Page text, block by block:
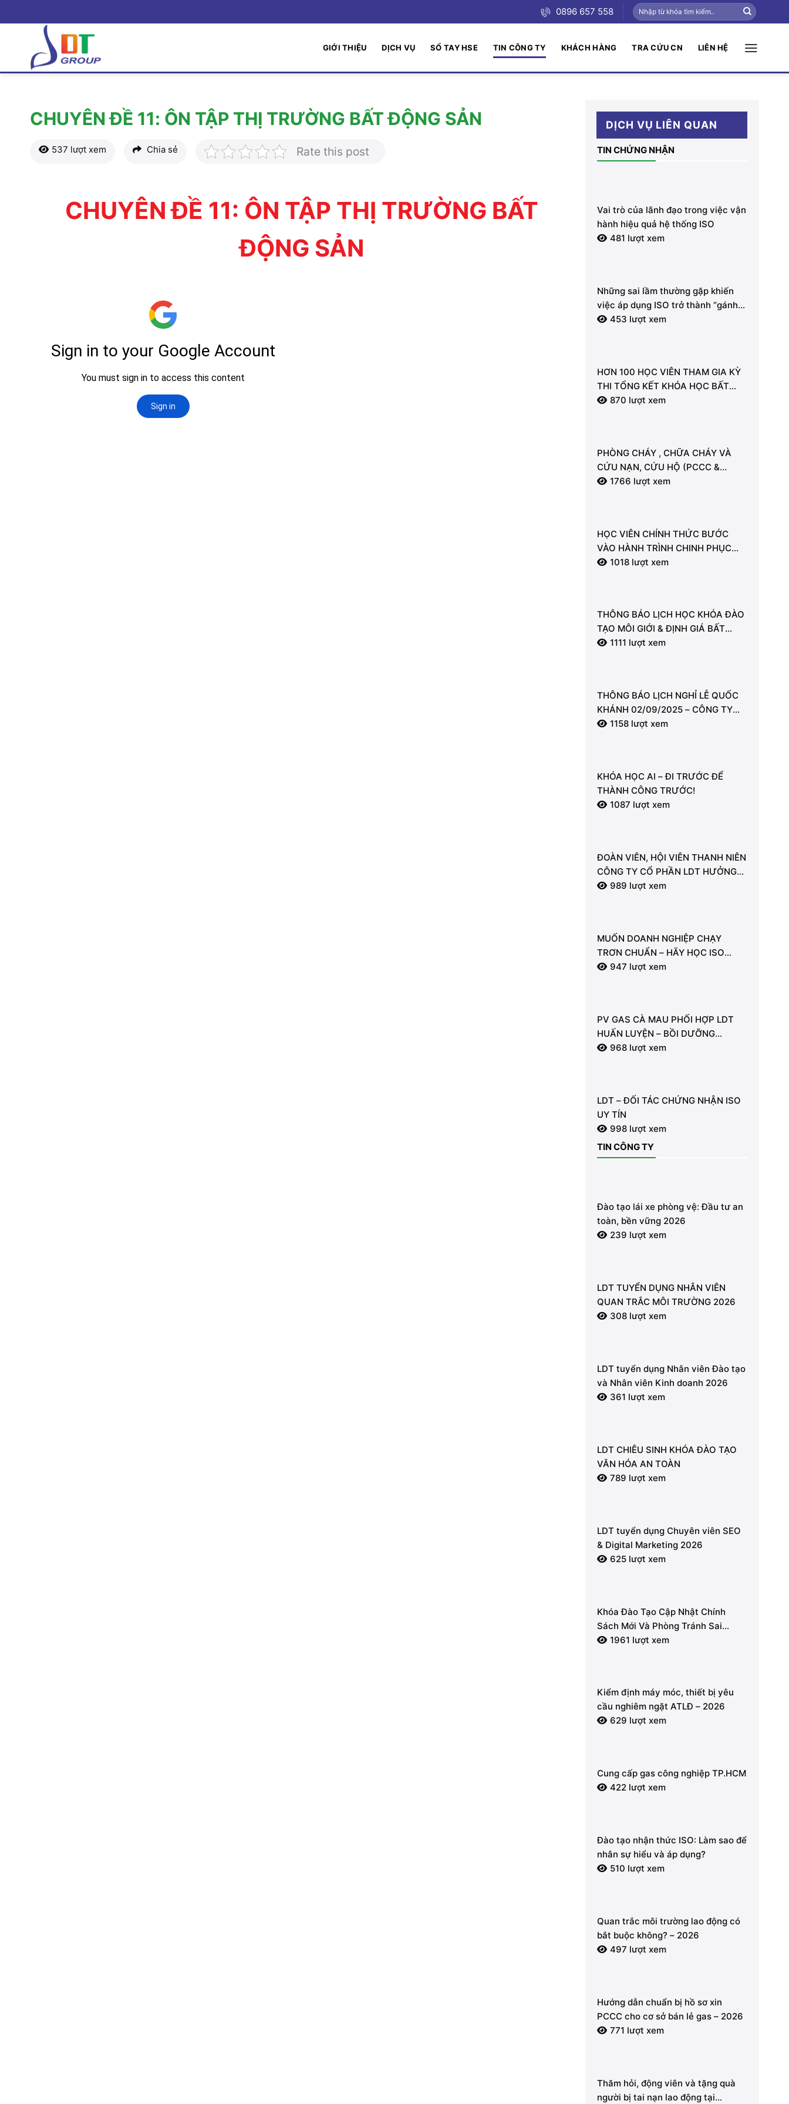
qua
0896 657 558
GIỚI THIỆU DỊCH VỤ SỔ TAY HSE TIN CÔNG TY KHÁCH HÀNG TRA CỨU CN LIÊN HỆ
CHUYÊN ĐỀ 11: ÔN TẬP THỊ TRƯỜNG BẤT ĐỘNG SẢN
537 lượt xem Chia sẻ Rate this post
CHUYÊN ĐỀ 11: ÔN TẬP THỊ TRƯỜNG BẤT
ĐỘNG SẢN
DỊCH VỤ LIÊN QUAN
TIN CHỨNG NHẬN
Vai trò của lãnh đạo trong việc vận
hành hiệu quả hệ thống ISO
481 lượt xem
Những sai lầm thường gặp khiến
việc áp dụng ISO trở thành “gánh
nặng” hành chính.
453 lượt xem
HƠN 100 HỌC VIÊN THAM GIA KỲ
THI TỔNG KẾT KHÓA HỌC BẤT
ĐỘNG SẢN TẠI LDT
870 lượt xem
PHÒNG CHÁY , CHỮA CHÁY VÀ
CỨU NẠN, CỨU HỘ (PCCC &
CNCH) – “LÁ CHẮN” AN TOÀN
1766 lượt xem
HỌC VIÊN CHÍNH THỨC BƯỚC
VÀO HÀNH TRÌNH CHINH PHỤC
KIẾN THỨC BẤT ĐỘNG SẢN CÙNG
1018 lượt xem
THÔNG BÁO LỊCH HỌC KHÓA ĐÀO
TẠO MÔI GIỚI & ĐỊNH GIÁ BẤT
ĐỘNG SẢN
1111 lượt xem
THÔNG BÁO LỊCH NGHỈ LỄ QUỐC
KHÁNH 02/09/2025 – CÔNG TY
CỔ PHẦN LDT
1158 lượt xem
KHÓA HỌC AI – ĐI TRƯỚC ĐỂ
THÀNH CÔNG TRƯỚC!
1087 lượt xem
ĐOÀN VIÊN, HỘI VIÊN THANH NIÊN
CÔNG TY CỔ PHẦN LDT HƯỞNG
ỨNG LỄ RA QUÂN TỔNG VỆ SINH
989 lượt xem
MUỐN DOANH NGHIỆP CHẠY
TRƠN CHUẨN – HÃY HỌC ISO
9001:2015 NGAY!
947 lượt xem
PV GAS CÀ MAU PHỐI HỢP LDT
HUẤN LUYỆN – BỒI DƯỠNG
NGHIỆP VỤ PCCC & CNCH: CHỦ
968 lượt xem
LDT – ĐỐI TÁC CHỨNG NHẬN ISO
UY TÍN
998 lượt xem
TIN CÔNG TY
Đào tạo lái xe phòng vệ: Đầu tư an
toàn, bền vững 2026
239 lượt xem
LDT TUYỂN DỤNG NHÂN VIÊN
QUAN TRẮC MÔI TRƯỜNG 2026
308 lượt xem
LDT tuyển dụng Nhân viên Đào tạo
và Nhân viên Kinh doanh 2026
361 lượt xem
LDT CHIÊU SINH KHÓA ĐÀO TẠO
VĂN HÓA AN TOÀN
789 lượt xem
LDT tuyển dụng Chuyên viên SEO
& Digital Marketing 2026
625 lượt xem
Khóa Đào Tạo Cập Nhật Chính
Sách Mới Và Phòng Tránh Sai
Phạm Về Hóa Đơn Điện Tử, Thuế
1961 lượt xem
Kiểm định máy móc, thiết bị yêu
cầu nghiêm ngặt ATLĐ – 2026
629 lượt xem
Cung cấp gas công nghiệp TP.HCM
422 lượt xem
Đào tạo nhận thức ISO: Làm sao để
nhân sự hiểu và áp dụng?
510 lượt xem
Quan trắc môi trường lao động có
bắt buộc không? – 2026
497 lượt xem
Hướng dẫn chuẩn bị hồ sơ xin
PCCC cho cơ sở bán lẻ gas – 2026
771 lượt xem
Thăm hỏi, động viên và tặng quà
người bị tai nạn lao động tại